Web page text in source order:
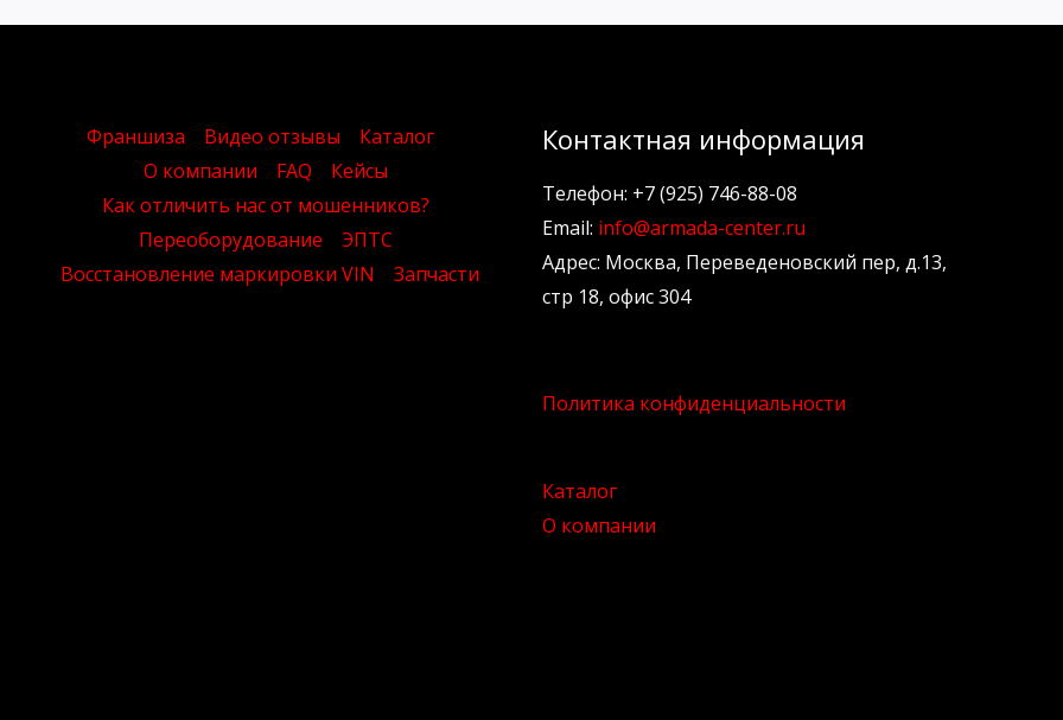
Франшиза Видео отзывы
Каталог
О компании
FAQ
Кейсы
Как отличить нас от мошенников?
Переоборудование
ЭПТС
Восстановление маркировки VIN
Запчасти
Контактная информация
Телефон: +7 (925) 746-88-08
Email: info@armada-center.ru
Адрес: Москва, Переведеновский пер, д.13,
стр 18, офис 304
Политика конфиденциальности
Каталог
О компании